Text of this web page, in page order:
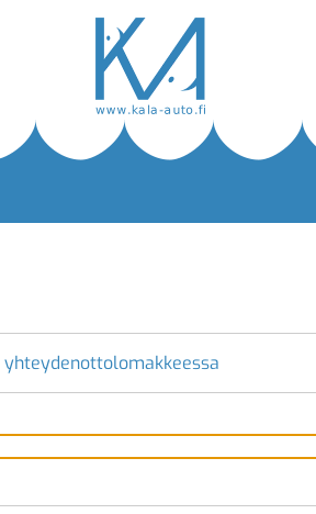
yhteydenottolomakkeessa